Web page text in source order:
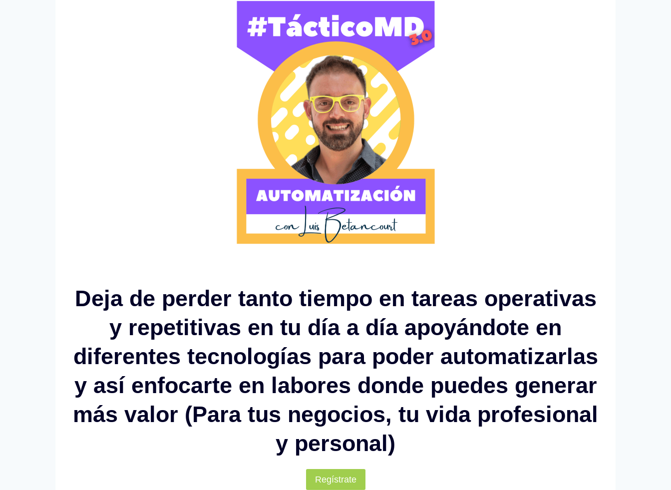
Deja de perder tanto tiempo en tareas operativas
y repetitivas en tu día a día apoyándote en
diferentes tecnologías para poder automatizarlas
y así enfocarte en labores donde puedes generar
más valor (Para tus negocios, tu vida profesional
y personal)
Regístrate